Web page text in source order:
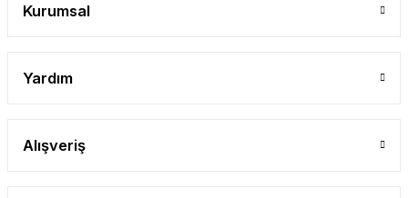
Kurumsal
Yardım
Alışveriş